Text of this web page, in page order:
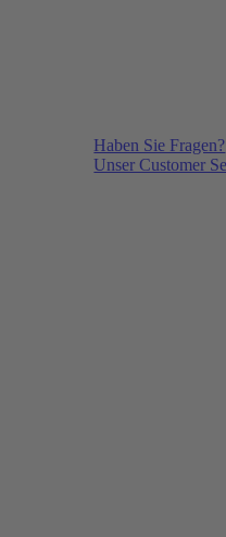
Haben Sie Fragen?
Unser Customer